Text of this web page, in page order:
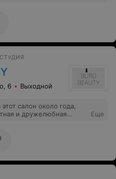
6 Выходной
салон около года,
и дружелюбная
у всех мастеров
Цены
рекомендую к
салон!
Еще